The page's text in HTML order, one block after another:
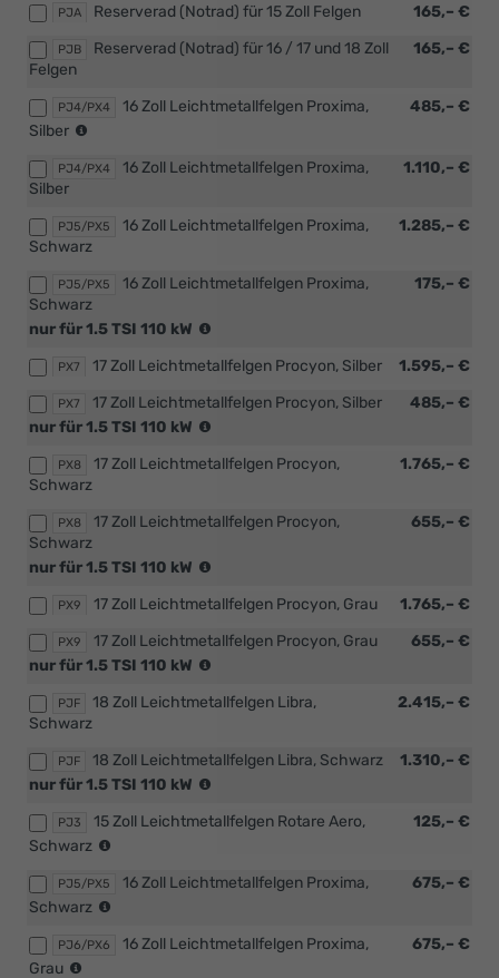
mit
Adapter
oder
Anhängerzugvorrichtung,
abnehmbar)
1.5
TSI
110
PJA 165,– €
Reserverad (Notrad) für 15 Zoll Felgen
PJB 165,– €
Reserverad (Notrad) für 16 / 17 und 18 Zoll
Felgen
PJ4/PX4 485,– €
16 Zoll Leichtmetallfelgen Proxima,
Silber
Verbindung
Selection
Plus
Paket)
PJ4/PX4 1.110,– €
16 Zoll Leichtmetallfelgen Proxima,
Silber
PJ5/PX5 1.285,– €
16 Zoll Leichtmetallfelgen Proxima,
Schwarz
PJ5/PX5 175,– €
16 Zoll Leichtmetallfelgen Proxima,
Schwarz
nur für 1.5 TSI 110 kW
Verbindung
1.5
110
kW)
PX7 1.595,– €
17 Zoll Leichtmetallfelgen Procyon, Silber
PX7 485,– €
17 Zoll Leichtmetallfelgen Procyon, Silber
nur für 1.5 TSI 110 kW
Verbindung
TSI
PX8 1.765,– €
17 Zoll Leichtmetallfelgen Procyon,
Schwarz
PX8 655,– €
17 Zoll Leichtmetallfelgen Procyon,
Schwarz
nur für 1.5 TSI 110 kW
Verbindung
1.5
110
kW)
PX9 1.765,– €
17 Zoll Leichtmetallfelgen Procyon, Grau
PX9 655,– €
17 Zoll Leichtmetallfelgen Procyon, Grau
nur für 1.5 TSI 110 kW
Verbindung
TSI
kW)
PJF 2.415,– €
18 Zoll Leichtmetallfelgen Libra,
Schwarz
PJF 1.310,– €
18 Zoll Leichtmetallfelgen Libra, Schwarz
nur für 1.5 TSI 110 kW
Verbindung
TSI
PJ3 125,– €
15 Zoll Leichtmetallfelgen Rotare Aero,
Schwarz
Verbindung
Selection
PJ5/PX5 675,– €
16 Zoll Leichtmetallfelgen Proxima,
Schwarz
Verbindung
PJ6/PX6 675,– €
16 Zoll Leichtmetallfelgen Proxima,
Grau